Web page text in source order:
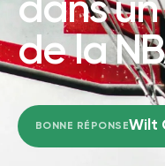
dans
de la
BONNE RÉPONSEWilt